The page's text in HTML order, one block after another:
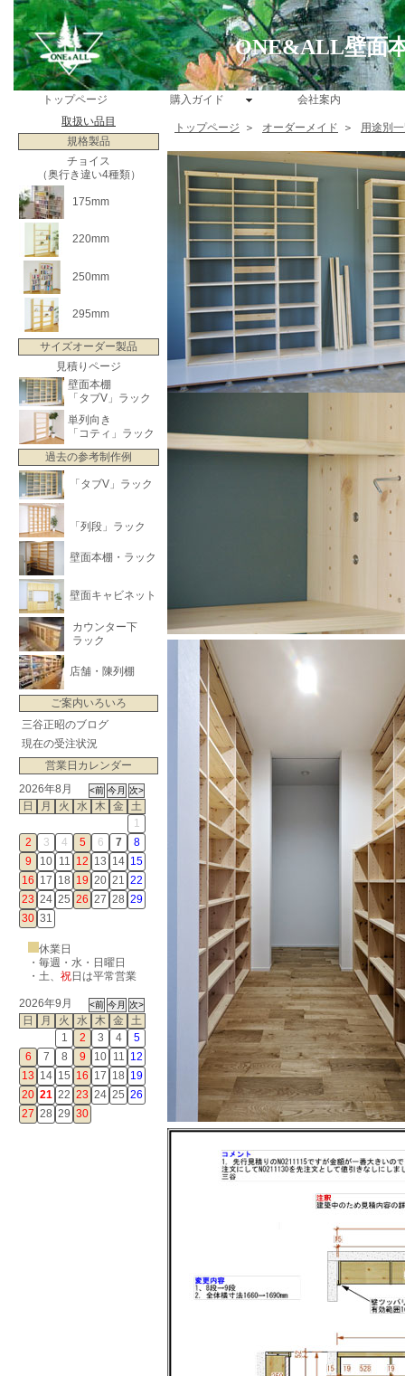
ONE&ALL壁面
トップページ 購入ガイド
会社案内
取扱い品目
規格製品
チョイス
（奥行き違い4種類）
175mm
220mm
250mm
295mm
サイズオーダー製品
見積りページ
壁面本棚
「タブV」ラック
単列向き
「コティ」ラック
過去の参考制作例
「タブV」ラック
「列段」ラック
壁面本棚・ラック
壁面キャビネット
カウンター下
ラック
店舗・陳列棚
ご案内いろいろ
三谷正昭のブログ
現在の受注状況
営業日カレンダー
2026年8月
日
月 火 水 木 金
土
1
2
3 4 5 6 7
8
9
10 11 12 13 14 15
16 17 18 19 20 21 22
23 24 25 26 27 28 29
30 31
休業日
・毎週・水・日曜日
・ 土、 祝日は平常営業
2026年9月
日
月 火 水 木 金
土
1
2 3 4
5
6
7 8 9 10 11 12
13 14 15 16 17 18 19
20 21 22 23 24 25 26
27 28 29 30
トップページ ＞ オーダーメイド ＞ 用途別